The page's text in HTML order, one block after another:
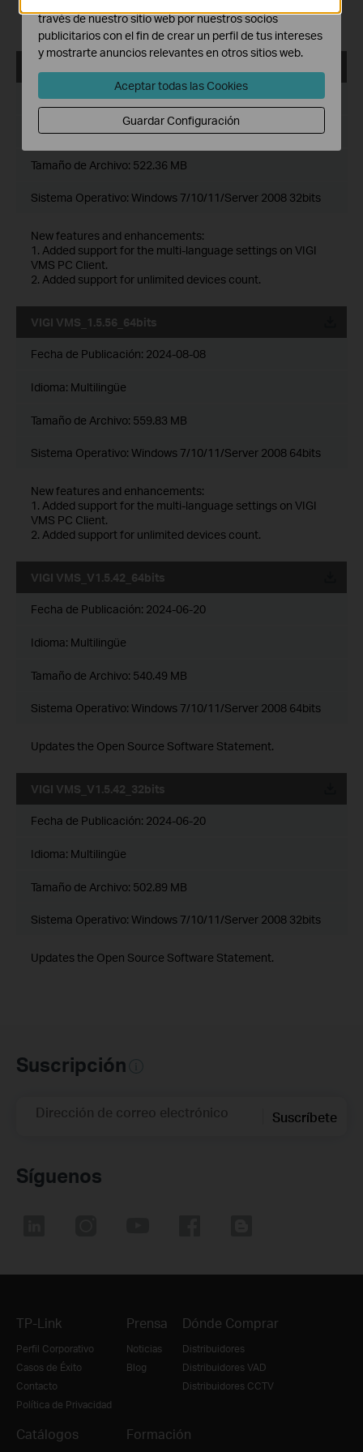
7. Added support for DDNS.
8. Optimized multiple levels of site, support up to 10 levels.
Fecha de Publicación:2024-08-08
Idioma:Multilingüe
Tamaño de Archivo: 522.36 MB
Sistema Operativo: Windows 7/10/11/Server 2008 32bits
New features and enhancements:
1. Added support for the multi-language settings on VIGI
VMS PC Client.
2. Added support for unlimited devices count.
VIGI VMS_1.5.56_64bits
Fecha de Publicación: 2024-08-08
Idioma: Multilingüe
Tamaño de Archivo: 559.83 MB
Sistema Operativo: Windows 7/10/11/Server 2008 64bits
New features and enhancements:
1. Added support for the multi-language settings on VIGI
VMS PC Client.
2. Added support for unlimited devices count.
VIGI VMS_V1.5.42_64bits
Fecha de Publicación: 2024-06-20
Idioma: Multilingüe
Tamaño de Archivo: 540.49 MB
Sistema Operativo: Windows 7/10/11/Server 2008 64bits
Updates the Open Source Software Statement.
VIGI VMS_V1.5.42_32bits
Fecha de Publicación: 2024-06-20
Idioma: Multilingüe
Tamaño de Archivo: 502.89 MB
Sistema Operativo: Windows 7/10/11/Server 2008 32bits
Updates the Open Source Software Statement.
Suscripción
Dirección de correo electrónico Suscríbete
Síguenos
TP-Link
Perfil Corporativo
Casos de Éxito
Contacto
Política de Privacidad
Prensa
Noticias
Blog
Dónde Comprar
Distribuidores
Distribuidores VAD
Distribuidores CCTV
Catálogos Formación
través de nuestro sitio web por nuestros socios
publicitarios con el fin de crear un perfil de tus intereses
y mostrarte anuncios relevantes en otros sitios web.
Aceptar todas las Cookies
Guardar Configuración